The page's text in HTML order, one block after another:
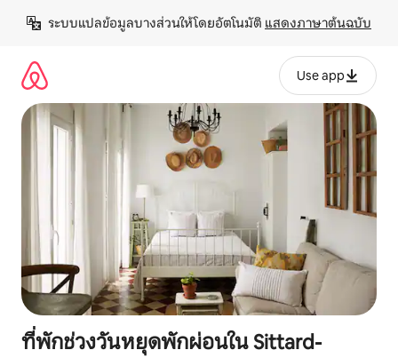
เนื้อหา
ระบบแปลข้อมูลบางส่วนให้โดยอัตโนมัติ แสดงภาษาต้นฉบับ
Use app
ที่พักช่วงวันหยุดพักผ่อนใน Sittard-